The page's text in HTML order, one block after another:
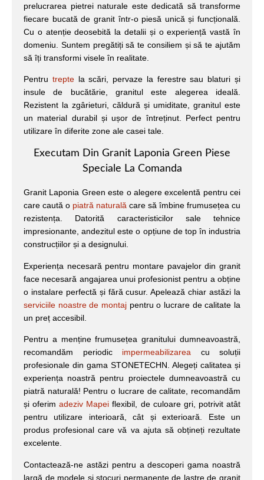
prelucrarea pietrei naturale este dedicată să transforme
fiecare bucată de granit într-o piesă unică și funcțională.
Cu o atenție deosebită la detalii și o experiență vastă în
domeniu. Suntem pregătiți să te consiliem și să te ajutăm
să îți transformi visele în realitate.
Pentru treptela scări, pervaze la ferestre sau blaturi și
insule de bucătărie, granitul este alegerea ideală.
Rezistent la zgârieturi, căldură și umiditate, granitul este
un material durabil și ușor de întreținut. Perfect pentru
utilizare în diferite zone ale casei tale.
Executam Din Granit Laponia Green Piese
Speciale La Comanda
Granit Laponia Green este o alegere excelentă pentru cei
care caută o piatră naturală care să îmbine frumusețea cu
rezistența. Datorită caracteristicilor sale tehnice
impresionante, andezitul este o opțiune de top în industria
construcțiilor și a designului.
Experiența necesară pentru montare pavajelor din granit
face necesară angajarea unui profesionist pentru a obține
o instalare perfectă și fără cusur. Apelează chiar astăzi la
serviciile noastre de montaj pentru o lucrare de calitate la
un preț accesibil.
Pentru a menține frumusețea granitului dumneavoastră,
recomandăm periodic impermeabilizarea cu soluții
profesionale din gama STONETECHN. Alegeți calitatea și
experiența noastră pentru proiectele dumneavoastră cu
piatră naturală! Pentru o lucrare de calitate, recomandăm
și oferimadeziv Mapei flexibil, de culoare gri, potrivit atât
pentru utilizare interioară, cât și exterioară. Este un
produs profesional care vă va ajuta să obțineți rezultate
excelente.
Contactează-ne astăzi pentru a descoperi gama noastră
largă de modele și stocuri permanente de lastre de granit